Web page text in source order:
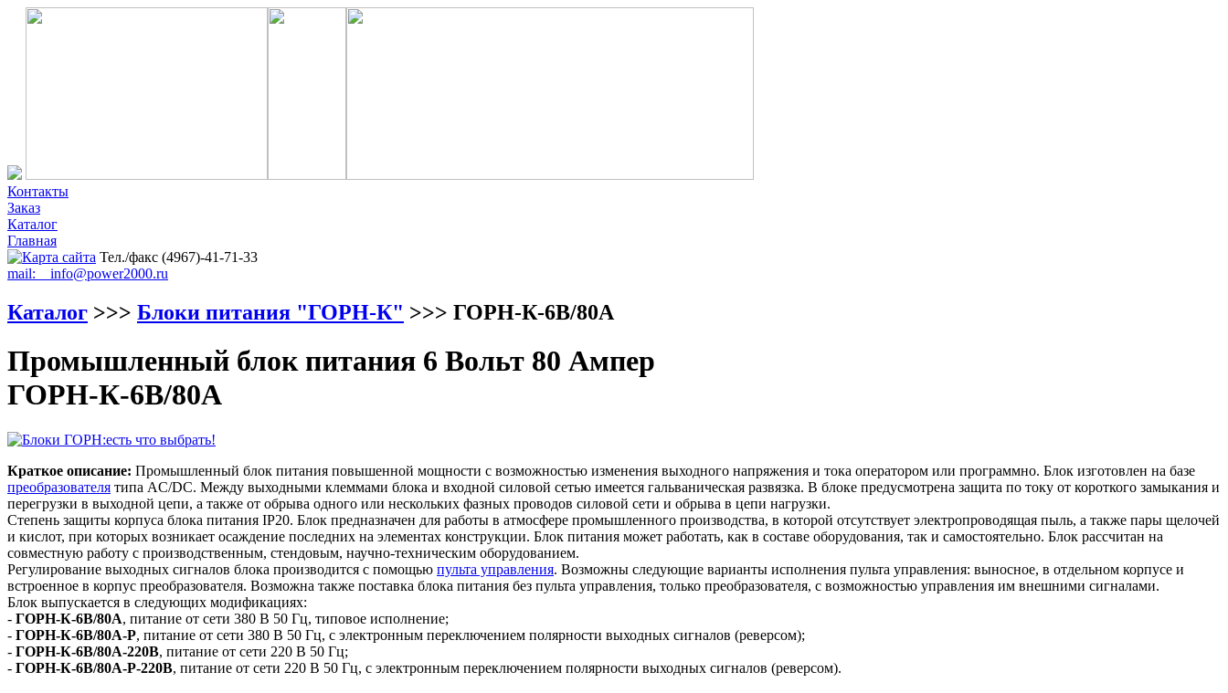
Контакты
Заказ
Каталог
Главная
Тел./факс (4967)-41-71-33
mail: info@power2000.ru
Каталог >>> Блоки питания "ГОРН-К" >>> ГОРН-К-6В/80А
Промышленный блок питания 6 Вольт 80 Ампер
ГОРН-К-6В/80А
Краткое описание: Промышленный блок питания повышенной мощности с возможностью изменения выходного напряжения и тока оператором или программно. Блок изготовлен на базе
преобразователя типа AC/DC. Между выходными клеммами блока и входной силовой сетью имеется гальваническая развязка. В блоке предусмотрена защита по току от короткого замыкания и
перегрузки в выходной цепи, а также от обрыва одного или нескольких фазных проводов силовой сети и обрыва в цепи нагрузки.
Степень защиты корпуса блока питания IP20. Блок предназначен для работы в атмосфере промышленного производства, в которой отсутствует электропроводящая пыль, а также пары щелочей
и кислот, при которых возникает осаждение последних на элементах конструкции. Блок питания может работать, как в составе оборудования, так и самостоятельно. Блок рассчитан на
совместную работу с производственным, стендовым, научно-техническим оборудованием.
Регулирование выходных сигналов блока производится с помощью пульта управления. Возможны следующие варианты исполнения пульта управления: выносное, в отдельном корпусе и
встроенное в корпус преобразователя. Возможна также поставка блока питания без пульта управления, только преобразователя, с возможностью управления им внешними сигналами.
Блок выпускается в следующих модификациях:
- ГОРН-К-6В/80А, питание от сети 380 В 50 Гц, типовое исполнение;
- ГОРН-К-6В/80А-Р, питание от сети 380 В 50 Гц, с электронным переключением полярности выходных сигналов (реверсом);
- ГОРН-К-6В/80А-220В, питание от сети 220 В 50 Гц;
- ГОРН-К-6В/80А-Р-220В, питание от сети 220 В 50 Гц, с электронным переключением полярности выходных сигналов (реверсом).